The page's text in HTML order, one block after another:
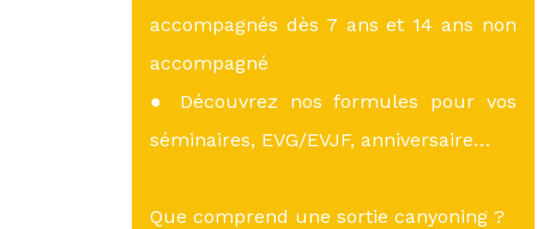
accompagnés dès 7 ans et 14 ans non
accompagné
● Découvrez nos formules pour vos
séminaires, EVG/EVJF, anniversaire…
Que comprend une sortie canyoning ?